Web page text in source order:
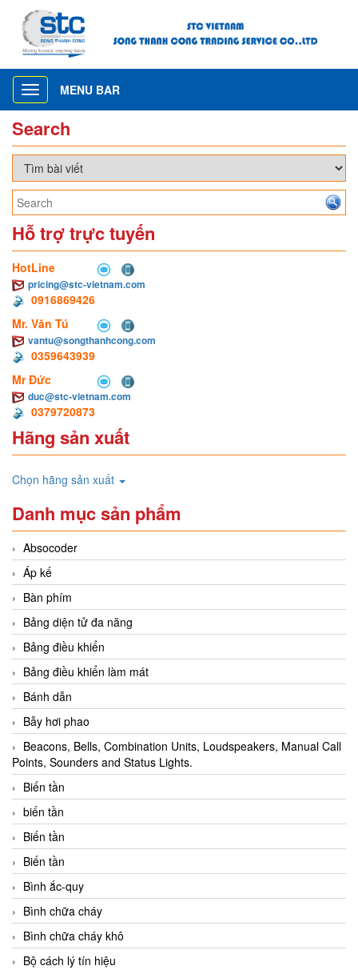
Toggle
navigation
MENU BAR
Search
Hỗ trợ trực tuyến
HotLine
pricing@stc-vietnam.com
0916869426
Mr. Văn Tú
vantu@songthanhcong.com
0359643939
Mr Đức
duc@stc-vietnam.com
0379720873
Hãng sản xuất
Chọn hãng sản xuất
Danh mục sản phẩm
Absocoder
Áp kế
Bàn phím
Bảng diện tử đa năng
Bảng điều khiển
Bảng điều khiển làm mát
Bánh dẫn
Bẫy hơi phao
Beacons, Bells, Combination Units, Loudspeakers, Manual Call
Points, Sounders and Status Lights.
Biến tần
biến tần
Biến tần
Biến tần
Bình ắc-quy
Bình chữa cháy
Bình chữa cháy khô
Bộ cách lý tín hiệu